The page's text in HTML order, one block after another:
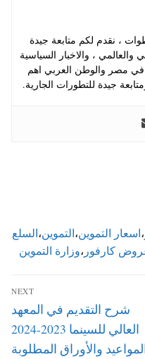
، نقدم لكم متابعة جيدة
، والاخبار السياسية
في مصر والوطن العربي اهم
جيدة للتطورات الجارية.
،اسعار التموين،التموين،السلع
كارفور ،وزارة التموين
NEXT
Next
post:
شرح التقديم في المعهد
العالي للسينما 2023-2024
والأوراق المطلوبة